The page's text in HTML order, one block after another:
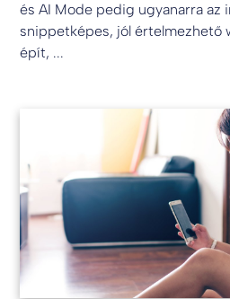
és AI Mode pedig ugyanarra az
snippetképes, jól értelmezhető
épít, ...